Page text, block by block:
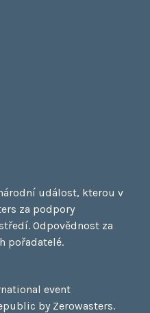
událost, kterou v
za podpory
Odpovědnost za
pořadatelé.
event
by Zerowasters.